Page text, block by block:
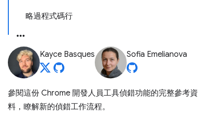
略過程式碼行
Kayce Basques Sofia Emelianova
參閱這份 Chrome 開發人員工具偵錯功能的完整參考資
料，瞭解新的偵錯工作流程。